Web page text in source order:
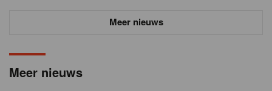
Meer nieuws
Meer nieuws